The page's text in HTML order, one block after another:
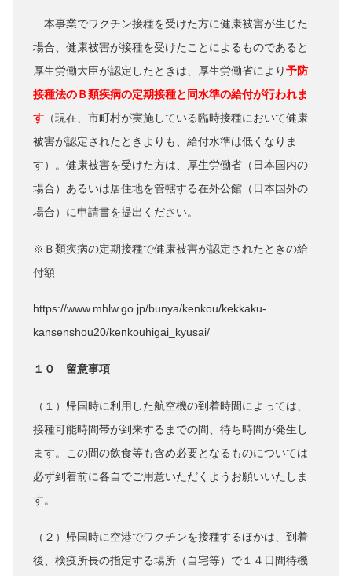
本事業でワクチン接種を受けた方に健康被害が生じた
場合、健康被害が接種を受けたことによるものであると
厚生労働大臣が認定したときは、厚生労働省により予防
接種法のＢ類疾病の定期接種と同水準の給付が行われま
す （現在、市町村が実施している臨時接種において健康
被害が認定されたときよりも、給付水準は低くなりま
す）。健康被害を受けた方は、厚生労働省（日本国内の
場合）あるいは居住地を管轄する在外公館（日本国外の
場合）に申請書を提出ください。
※Ｂ類疾病の定期接種で健康被害が認定されたときの給
付額
https://www.mhlw.go.jp/bunya/kenkou/kekkaku-
kansenshou20/kenkouhigai_kyusai/
１０ 留意事項
（１）帰国時に利用した航空機の到着時間によっては、
接種可能時間帯が到来するまでの間、待ち時間が発生し
ます。この間の飲食等も含め必要となるものについては
必ず到着前に各自でご用意いただくようお願いいたしま
す。
（２）帰国時に空港でワクチンを接種するほかは、到着
後、検疫所長の指定する場所（自宅等）で１４日間待機